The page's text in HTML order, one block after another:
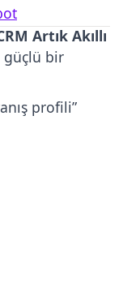
Artık Akıllı
güçlü bir
profili”